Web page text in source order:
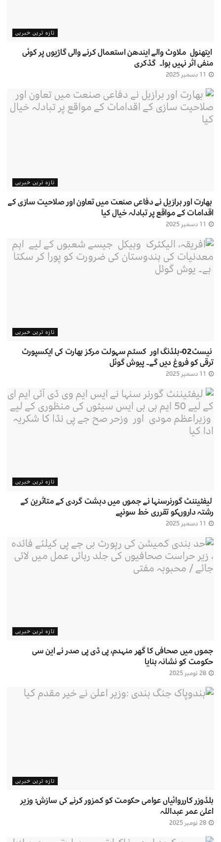
تازہ ترین خبریں
ایتھنول ملاوٹ والے ایندھن استعمال کرنے والی گاڑیوں پر کوئی
منفی اثر نہیں ہوا۔ گڈکری
تازہ ترین خبریں
بھارت اور برازیل نے دفاعی صنعت میں تعاون اور صلاحیت سازی کے
اقدامات کے مواقع پر تبادلہ خیال کیا
تازہ ترین خبریں
نیسٹ02-بلڈنگ اور کسٹم سہولت مرکز بھارت کی ایکسپورٹ
ترقی کو فروغ دیں گے۔ پیوش گوئل
تازہ ترین خبریں
لیفٹیننٹ گورنرسنہا نے جموں میں دہشت گردی کے متاثرین کے
رشتہ داروںکو تقرری خط سونپے
تازہ ترین خبریں
جموں میں صحافی کا گھر منہدم، پی ڈی پی صدر نے این سی
حکومت کو نشانہ بنایا
تازہ ترین خبریں
بلڈوزر کارروائیاں عوامی حکومت کو کمزور کرنے کی سازش: وزیر
اعلیٰ عمر عبداللہ